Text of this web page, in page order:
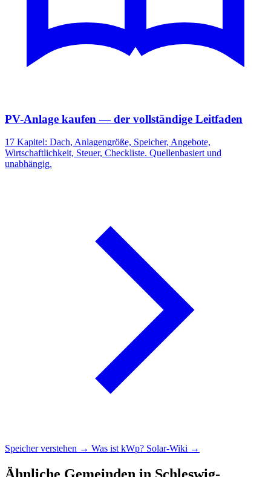
PV-Anlage kaufen — der vollständige Leitfaden
17 Kapitel: Dach, Anlagengröße, Speicher, Angebote,
Wirtschaftlichkeit, Steuer, Checkliste. Quellenbasiert und
unabhängig.
Speicher verstehen → Was ist kWp? Solar-Wiki →